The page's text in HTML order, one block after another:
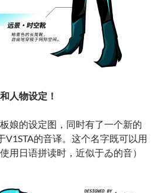
人物设定！
娘的设定图，同时有了一个新的
V1STA的音译。这个名字既可以用
用日语拼读时，近似于ゐ的音）